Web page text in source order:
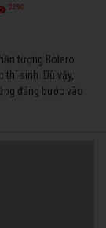
2290
tượng Bolero
thí sinh. Dù vậy,
đáng bước vào